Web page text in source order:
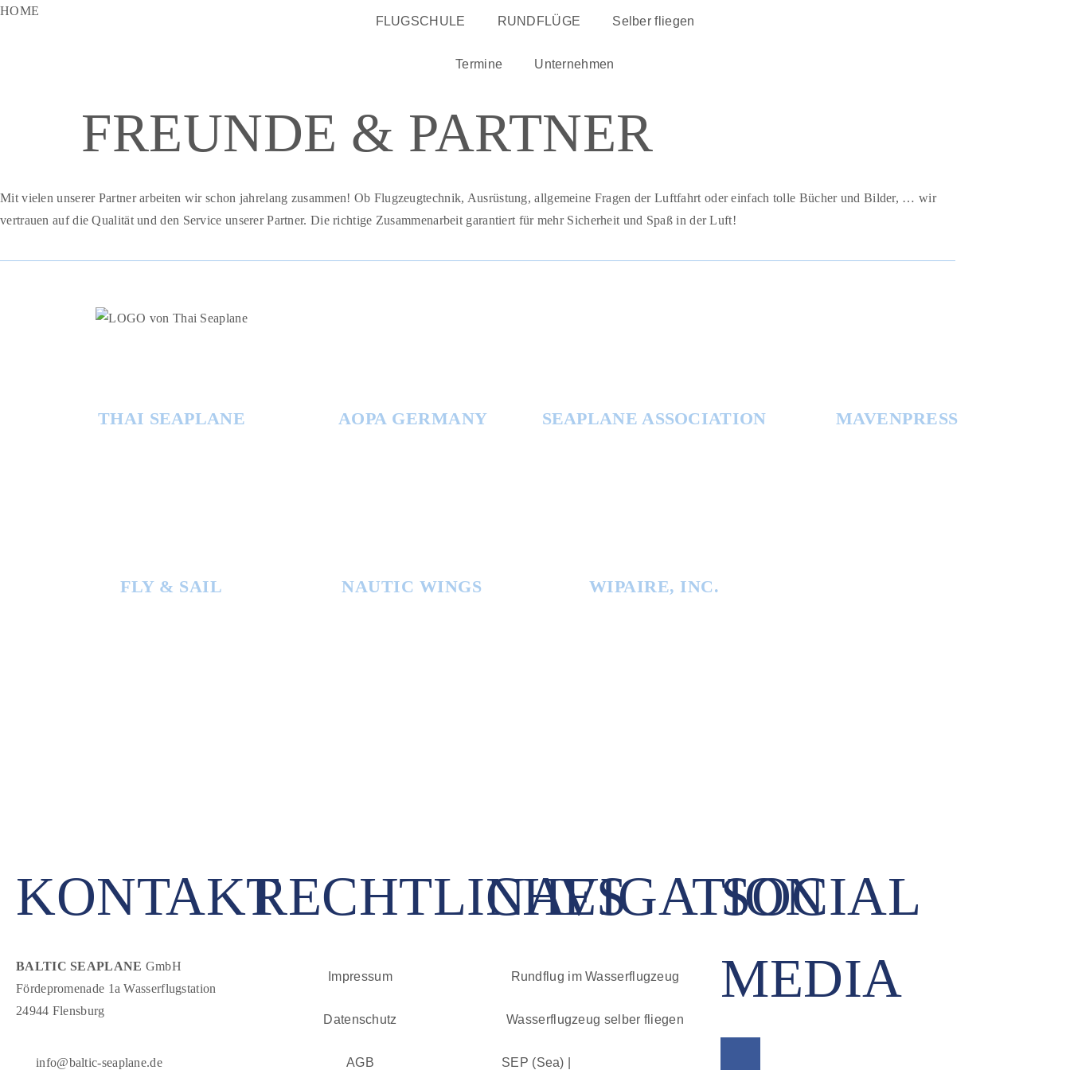
HOME
FLUGSCHULE RUNDFLÜGE Selber fliegen
Termine Unternehmen
FREUNDE & PARTNER
Mit vielen unserer Partner arbeiten wir schon jahrelang zusammen! Ob Flugzeugtechnik, Ausrüstung, allgemeine Fragen der Luftfahrt oder einfach tolle Bücher und Bilder, … wir
vertrauen auf die Qualität und den Service unserer Partner. Die richtige Zusammenarbeit garantiert für mehr Sicherheit und Spaß in der Luft!
THAI SEAPLANE AOPA GERMANY SEAPLANE ASSOCIATION MAVENPRESS
FLY & SAIL NAUTIC WINGS WIPAIRE, INC.
KONTAKT
BALTIC SEAPLANE GmbH
Fördepromenade 1a Wasserflugstation
24944 Flensburg
info@baltic-seaplane.de
RECHTLICHES
Impressum
Datenschutz
AGB
NAVIGATION
Rundflug im Wasserflugzeug
Wasserflugzeug selber fliegen
SEP (Sea) |
SOCIAL
MEDIA